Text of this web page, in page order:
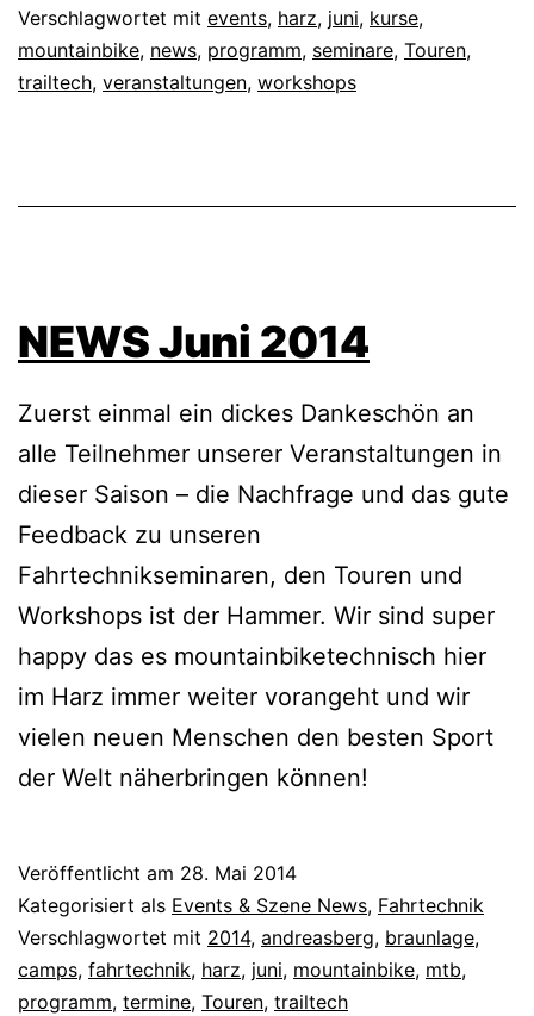
Verschlagwortet mit events, harz, juni, kurse,
mountainbike, news, programm, seminare, Touren,
trailtech, veranstaltungen, workshops
NEWS Juni 2014
Zuerst einmal ein dickes Dankeschön an
alle Teilnehmer unserer Veranstaltungen in
dieser Saison – die Nachfrage und das gute
Feedback zu unseren
Fahrtechnikseminaren, den Touren und
Workshops ist der Hammer. Wir sind super
happy das es mountainbiketechnisch hier
im Harz immer weiter vorangeht und wir
vielen neuen Menschen den besten Sport
der Welt näherbringen können!
Veröffentlicht am 28. Mai 2014
Kategorisiert als Events & Szene News, Fahrtechnik
Verschlagwortet mit 2014, andreasberg, braunlage,
camps, fahrtechnik, harz, juni, mountainbike, mtb,
programm, termine, Touren, trailtech